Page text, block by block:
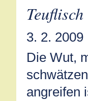
Teuflisch
3. 2. 2009
Die Wut,
angreifen